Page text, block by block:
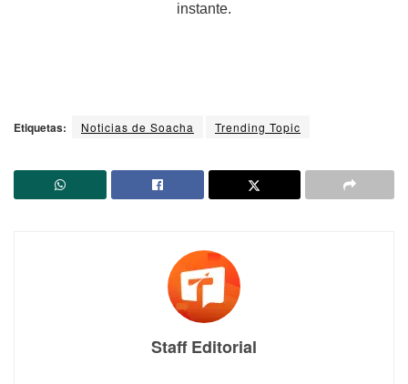
instante.
Etiquetas: Noticias de Soacha Trending Topic
Staff Editorial